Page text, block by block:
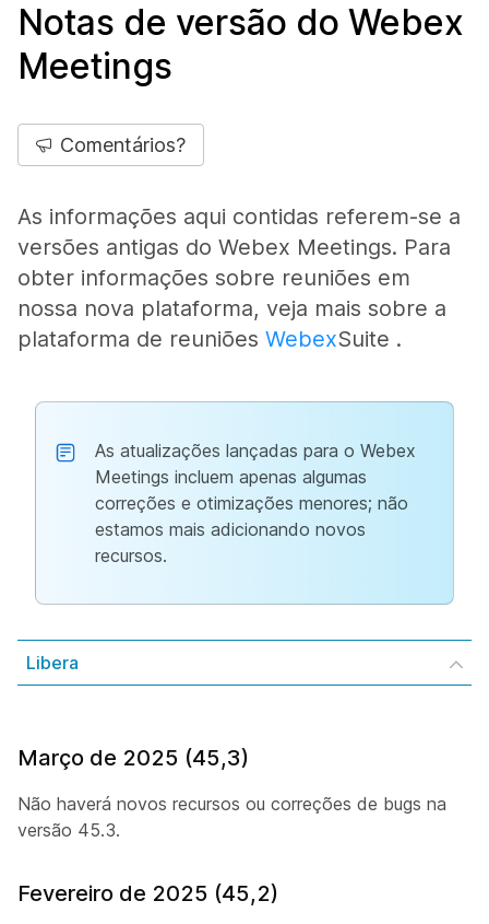
Notas de versão do Webex
Meetings
Comentários?
As informações aqui contidas referem-se a
versões antigas do Webex Meetings. Para
obter informações sobre reuniões em
nossa nova plataforma, veja mais sobre a
plataforma de reuniões WebexSuite .
As atualizações lançadas para o Webex
Meetings incluem apenas algumas
correções e otimizações menores; não
estamos mais adicionando novos
recursos.
Libera
Março de 2025 (45,3)
Não haverá novos recursos ou correções de bugs na
versão 45.3.
Fevereiro de 2025 (45,2)